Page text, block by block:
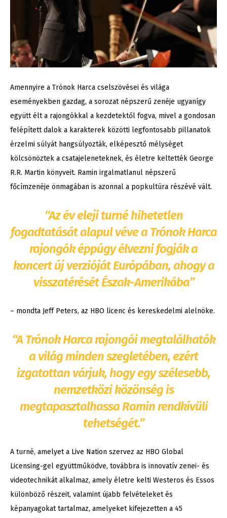
Amennyire a Trónok Harca cselszövései és világa
eseményekben gazdag, a sorozat népszerű zenéje ugyanígy
együtt élt a rajongókkal a kezdetektől fogva, mivel a gondosan
felépített dalok a karakterek közötti legfontosabb pillanatok
érzelmi súlyát hangsúlyozták, elképesztő mélységet
kölcsönöztek a csatajeleneteknek, és életre keltették George
R.R. Martin könyveit. Ramin irgalmatlanul népszerű
főcímzenéje önmagában is azonnal a popkultúra részévé vált.
“Az év eleji turné hihetetlen
fogadtatását alapul véve a Trónok Harca
rajongók éppúgy élvezni fogják a
koncert új verzióját Európában, ahogy a
visszatérését Észak-Amerikába”
– mondta Jeff Peters, az HBO licenc és kereskedelmi alelnöke.
“A Trónok Harca rajongói megtalálhatók
a világ minden szegletében, ezért
izgatottan várjuk, hogy egy szélesebb,
nemzetközi közönség is
megtapasztalhassa Ramin rendkívüli
tehetségét.”
A turné, amelyet a Live Nation szervez az HBO Global
Licensing-gel együttműködve, továbbra is innovatív zenei- és
videotechnikát alkalmaz, amely életre kelti Westeros és Essos
különböző részeit, valamint újabb felvételeket és
képanyagokat tartalmaz, amelyeket kifejezetten a 45